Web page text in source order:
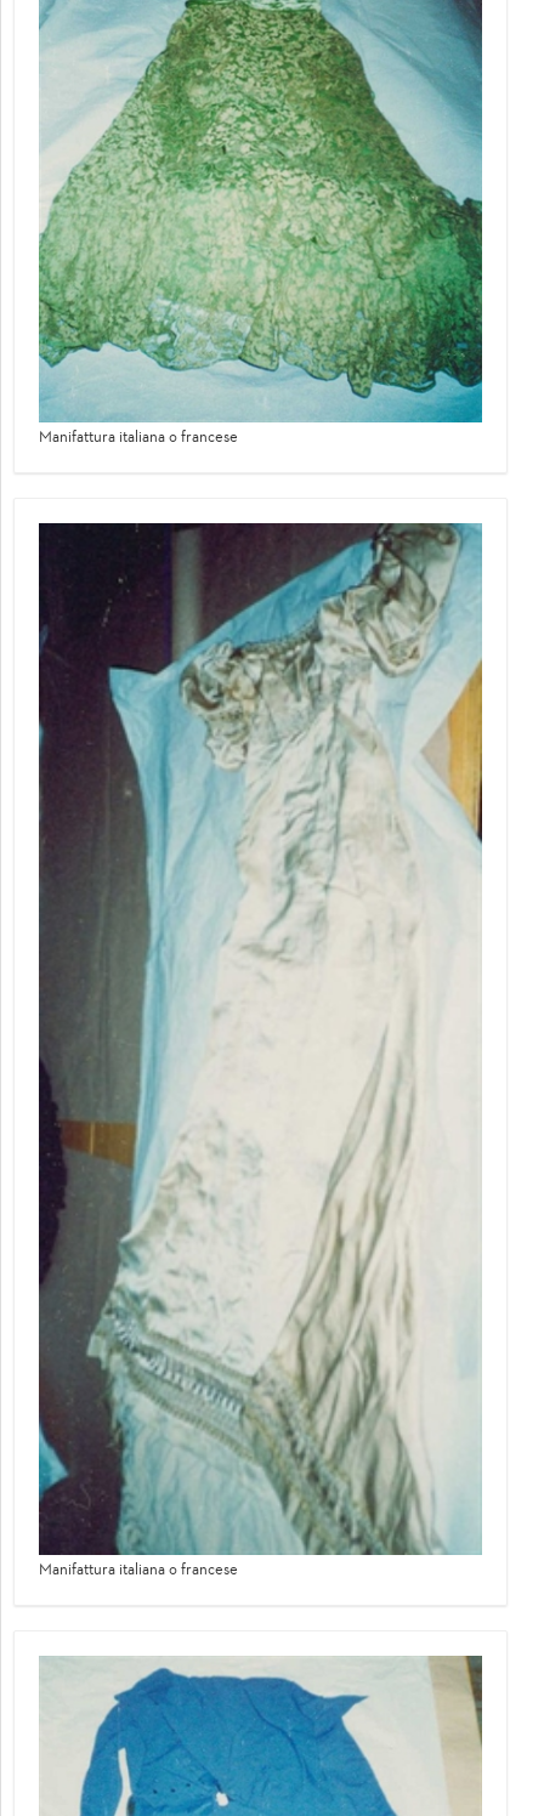
Manifattura italiana o francese
Manifattura italiana o francese